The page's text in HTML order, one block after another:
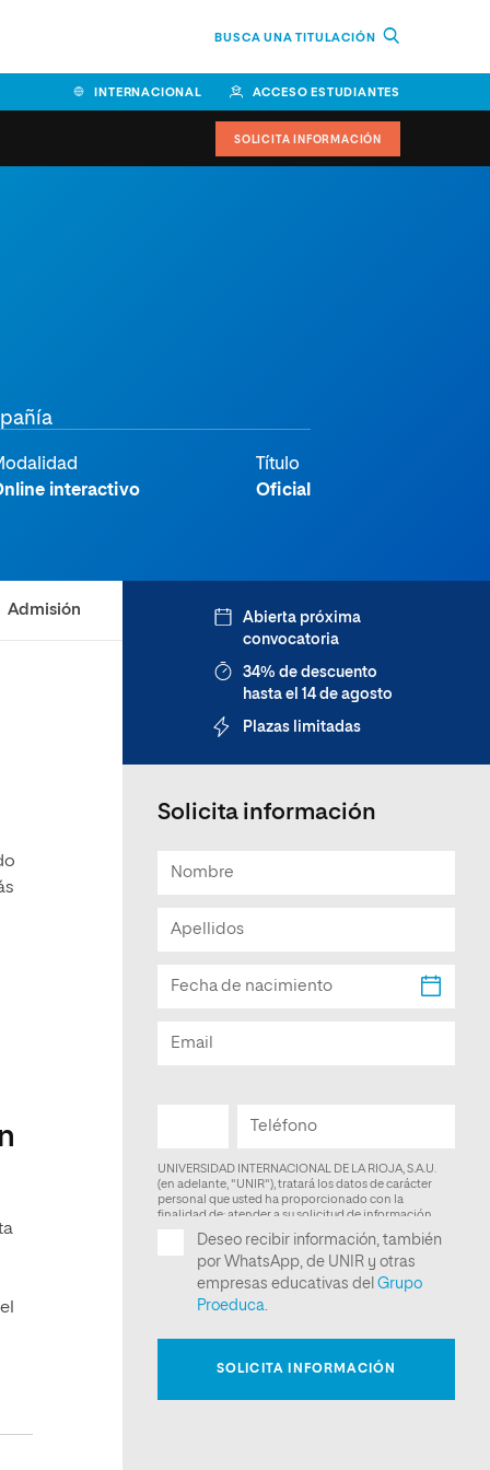
BUSCA UNA TITULACIÓN
INTERNACIONAL ACCESO ESTUDIANTES
Escuela Superior de Ingeniería
Facultad de Derecho
Escuela de Doctorado
SOLICITA INFORMACIÓN
interactivo
Título
Oficial
Admisión
Abierta próxima
convocatoria
34% de descuento
hasta el 14 de agosto
Plazas limitadas
Solicita información